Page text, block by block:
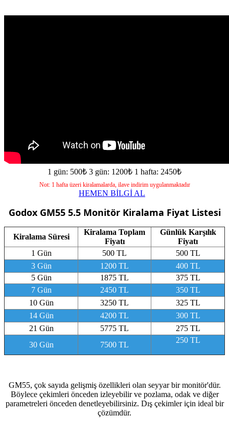
1 gün: 500₺ 3 gün: 1200₺ 1 hafta: 2450₺
Not: 1 hafta üzeri kiralamalarda, ilave indirim uygulanmaktadır
HEMEN BİLGİ AL
Godox GM55 5.5 Monitör Kiralama Fiyat Listesi
Kiralama Süresi
Kiralama Toplam
Fiyatı
Günlük Karşılık
Fiyatı
1 Gün
500 TL
500 TL
3 Gün
1200 TL
400 TL
5 Gün
1875 TL
375 TL
7 Gün
2450 TL
350 TL
10 Gün
3250 TL
325 TL
14 Gün
4200 TL
300 TL
21 Gün
5775 TL
275 TL
30 Gün
7500 TL
250 TL
GM55, çok sayıda gelişmiş özellikleri olan seyyar bir monitör'dür.
Böylece çekimleri önceden izleyebilir ve pozlama, odak ve diğer
parametreleri önceden denetleyebilirsiniz. Dış çekimler için ideal bir
çözümdür.